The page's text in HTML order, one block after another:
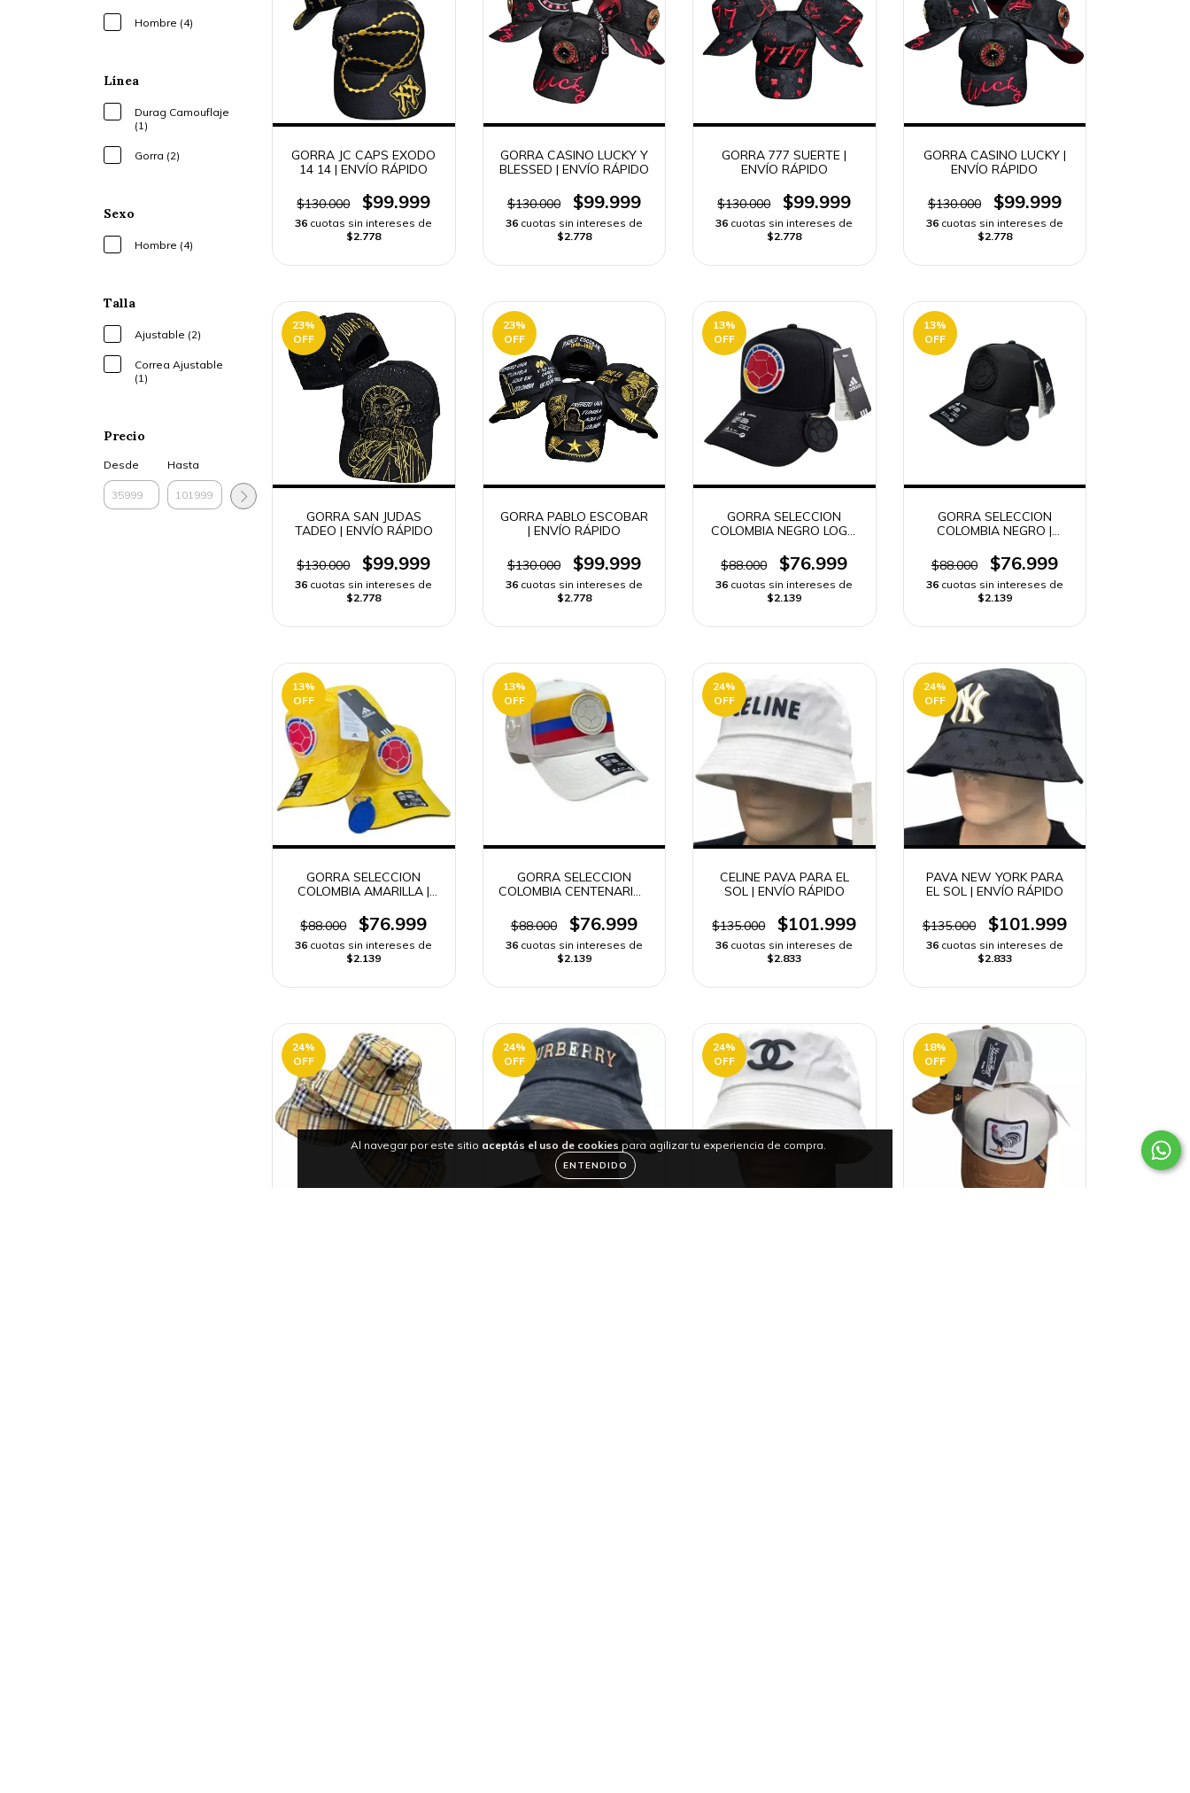
Al navegar por este sitio aceptás el uso de cookies para agilizar tu experiencia de compra.
ENTENDIDO
Hombre (4)
Línea
Durag Camouflaje
(1)
Gorra (2)
Sexo
Hombre (4)
Talla
Ajustable (2)
Correa Ajustable
(1)
Precio
Desde Hasta
GORRA JC CAPS EXODO
14 14 | ENVÍO RÁPIDO
$130.000 $99.999
36 cuotas sin intereses de
$2.778
GORRA CASINO LUCKY Y
BLESSED | ENVÍO RÁPIDO
$130.000 $99.999
36 cuotas sin intereses de
$2.778
GORRA 777 SUERTE |
ENVÍO RÁPIDO
$130.000 $99.999
36 cuotas sin intereses de
$2.778
GORRA CASINO LUCKY |
ENVÍO RÁPIDO
$130.000 $99.999
36 cuotas sin intereses de
$2.778
23%
OFF
GORRA SAN JUDAS
TADEO | ENVÍO RÁPIDO
$130.000 $99.999
36 cuotas sin intereses de
$2.778
23%
OFF
GORRA PABLO ESCOBAR
| ENVÍO RÁPIDO
$130.000 $99.999
36 cuotas sin intereses de
$2.778
13%
OFF
GORRA SELECCION
COLOMBIA NEGRO LOGO
$88.000
$76.999
36 cuotas sin intereses de
$2.139
13%
OFF
GORRA SELECCION
COLOMBIA NEGRO |
$88.000
$76.999
36 cuotas sin intereses de
$2.139
13%
OFF
GORRA SELECCION
COLOMBIA AMARILLA |
$88.000
$76.999
36 cuotas sin intereses de
$2.139
13%
OFF
GORRA SELECCION
COLOMBIA CENTENARIO |
$88.000
$76.999
36 cuotas sin intereses de
$2.139
24%
OFF
CELINE PAVA PARA EL
SOL | ENVÍO RÁPIDO
$135.000 $101.999
36 cuotas sin intereses de
$2.833
24%
OFF
PAVA NEW YORK PARA
EL SOL | ENVÍO RÁPIDO
$135.000 $101.999
36 cuotas sin intereses de
$2.833
24%
OFF
24%
OFF
24%
OFF
18%
OFF